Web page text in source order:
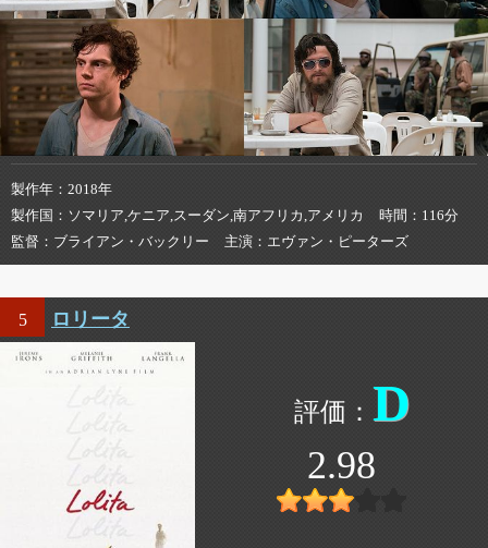
製作年
2018年
製作国
ソマリア,ケニア,スーダン,南アフリカ,アメリカ 時間
116分
監督
ブライアン・バックリー 主演 エヴァン・ピーターズ
5 ロリータ
D
2.98